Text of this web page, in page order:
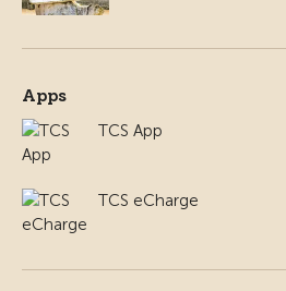
Apps
TCS App
TCS eCharge